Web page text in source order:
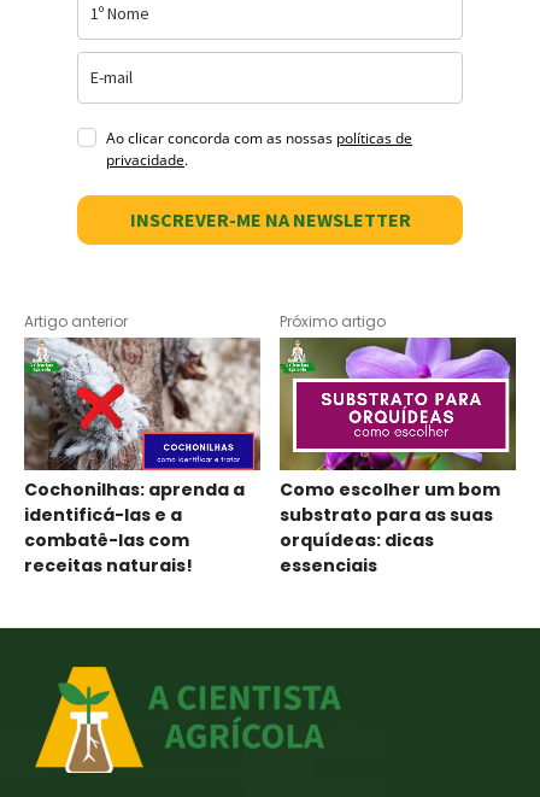
Ao clicar concorda com as nossas políticas de
privacidade.
INSCREVER-ME NA NEWSLETTER
Artigo anterior
Cochonilhas: aprenda a
identificá-las e a
combatê-las com
receitas naturais!
Próximo artigo
Como escolher um bom
substrato para as suas
orquídeas: dicas
essenciais